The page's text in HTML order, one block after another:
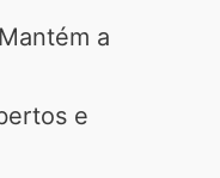
a
e